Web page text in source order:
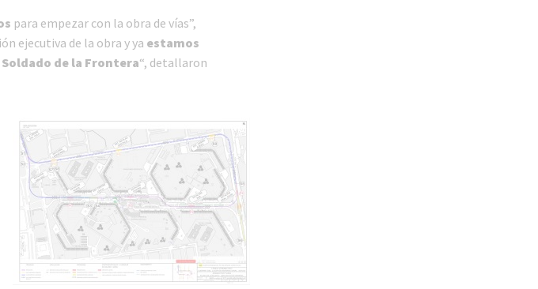
para empezar con la obra de vías”,
ejecutiva de la obra y ya estamos
de la Frontera“, detallaron